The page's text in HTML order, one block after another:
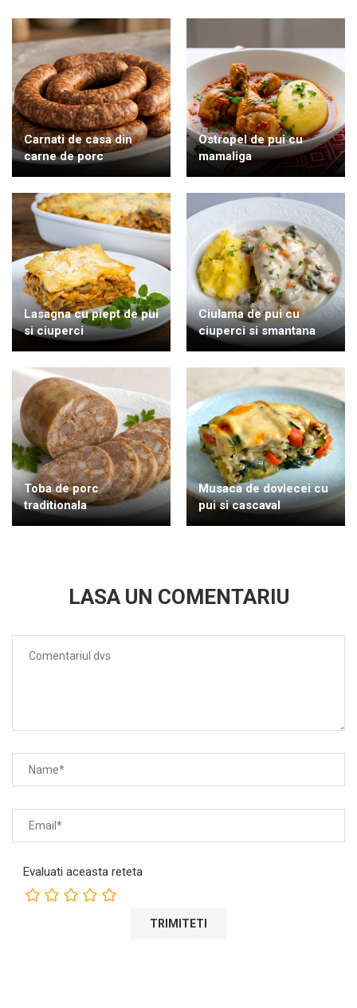
Carnati de casa din
carne de porc
Ostropel de pui cu
mamaliga
Lasagna cu piept de pui
si ciuperci
Ciulama de pui cu
ciuperci si smantana
Toba de porc
traditionala
Musaca de dovlecei cu
pui si cascaval
LASA UN COMENTARIU
Evaluati aceasta reteta